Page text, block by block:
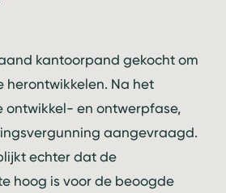
kantoorpand gekocht om
herontwikkelen. Na het
ontwikkel- en ontwerpfase,
aangevraagd.
echter dat de
hoog is voor de beoogde